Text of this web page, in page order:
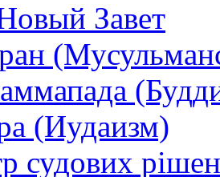
Завет
(Иудаизм)
судових